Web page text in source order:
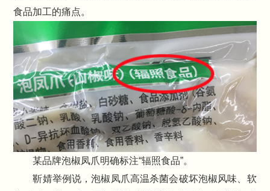
食品加工的痛点。
某品牌泡椒凤爪明确标注“辐照食品”。
靳婧举例说，泡椒凤爪高温杀菌会破坏泡椒风味、软